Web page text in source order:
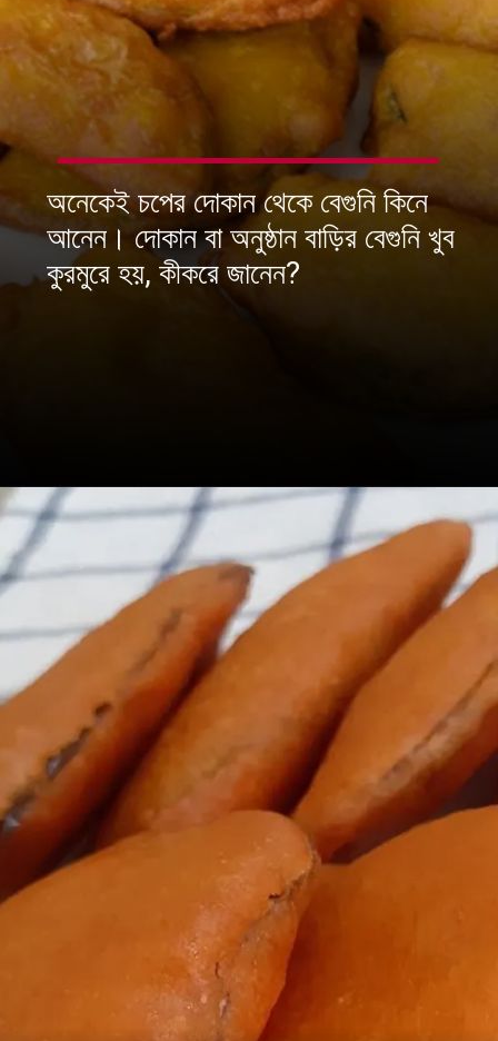
অনেকেই চপের দোকান থেকে বেগুনি কিনে
আনেন। দোকান বা অনুষ্ঠান বাড়ির বেগুনি খুব
কুরমুরে হয়, কীকরে জানেন?